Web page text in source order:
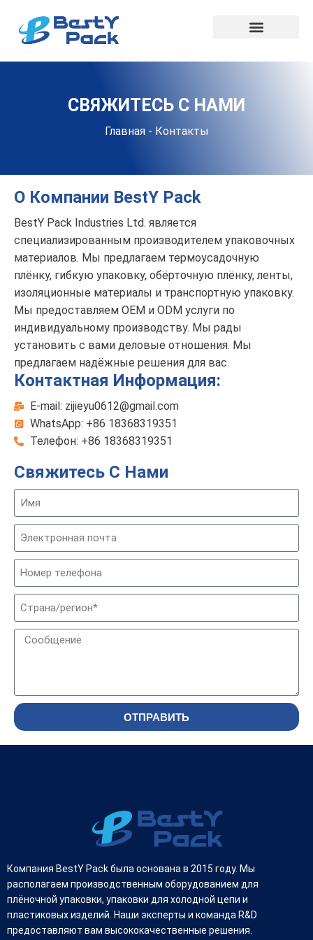
СВЯЖИТЕСЬ С НАМИ
Главная- Контакты
О Компании BestY Pack
BestY Pack Industries Ltd. является
специализированным производителем упаковочных
материалов. Мы предлагаем термоусадочную
плёнку, гибкую упаковку, обёрточную плёнку, ленты,
изоляционные материалы и транспортную упаковку.
Мы предоставляем OEM и ODM услуги по
индивидуальному производству. Мы рады
установить с вами деловые отношения. Мы
предлагаем надёжные решения для вас.
Контактная Информация:
E-mail: zijieyu0612@gmail.com
WhatsApp: +86 18368319351
Телефон: +86 18368319351
Свяжитесь С Нами
ОТПРАВИТЬ
Компания BestY Pack была основана в 2015 году. Мы
располагаем производственным оборудованием для
плёночной упаковки, упаковки для холодной цепи и
пластиковых изделий. Наши эксперты и команда R&D
предоставляют вам высококачественные решения.